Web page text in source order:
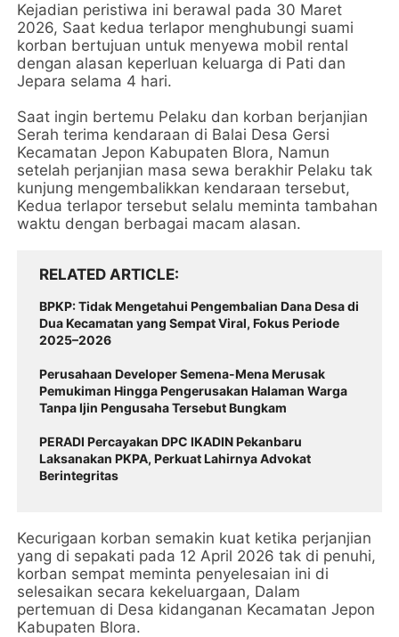
Kejadian peristiwa ini berawal pada 30 Maret
2026, Saat kedua terlapor menghubungi suami
korban bertujuan untuk menyewa mobil rental
dengan alasan keperluan keluarga di Pati dan
Jepara selama 4 hari.
Saat ingin bertemu Pelaku dan korban berjanjian
Serah terima kendaraan di Balai Desa Gersi
Kecamatan Jepon Kabupaten Blora, Namun
setelah perjanjian masa sewa berakhir Pelaku tak
kunjung mengembalikkan kendaraan tersebut,
Kedua terlapor tersebut selalu meminta tambahan
waktu dengan berbagai macam alasan.
RELATED ARTICLE
BPKP: Tidak Mengetahui Pengembalian Dana Desa di
Dua Kecamatan yang Sempat Viral, Fokus Periode
2025–2026
Perusahaan Developer Semena-Mena Merusak
Pemukiman Hingga Pengerusakan Halaman Warga
Tanpa Ijin Pengusaha Tersebut Bungkam
‎PERADI Percayakan DPC IKADIN Pekanbaru
Laksanakan PKPA, Perkuat Lahirnya Advokat
Berintegritas
Kecurigaan korban semakin kuat ketika perjanjian
yang di sepakati pada 12 April 2026 tak di penuhi,
korban sempat meminta penyelesaian ini di
selesaikan secara kekeluargaan, Dalam
pertemuan di Desa kidanganan Kecamatan Jepon
Kabupaten Blora.